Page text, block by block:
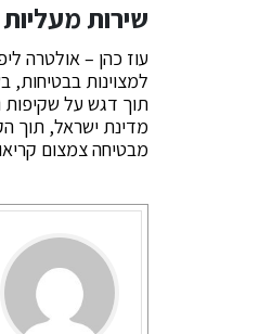
שירות
עוז כהן – אולטרה
למצוינות בבטיחות,
תוך דגש על שקיפות
מדינת ישראל, תוך
מבטיחה צמצום